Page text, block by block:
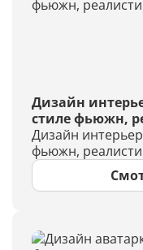
Дизайн
стиле фьюжн,
Дизайн
фьюжн,